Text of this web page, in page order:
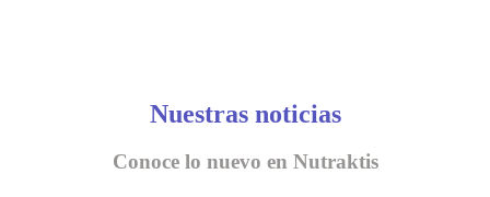
Nuestras noticias
Conoce lo nuevo en Nutraktis